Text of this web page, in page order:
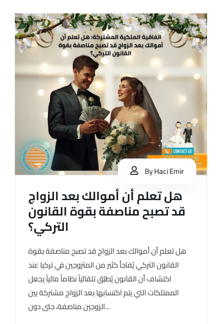
ByHaci Emir
هل تعلم أن أموالك بعد الزواج
قد تصبح مناصفة بقوة القانون
التركي؟
هل تعلم أن أموالك بعد الزواج قد تصبح مناصفة بقوة
القانون التركي يُفاجأ كثير من المتزوجين في تركيا عند
اكتشاف أن القانون يُطبّق تلقائياً نظاماً مالياً يجعل
الممتلكات التي يتم اكتسابها بعد الزواج مشتركة بين
الزوجين مناصفة، حتى دون...